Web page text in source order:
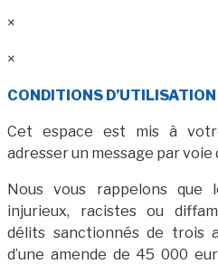
×
×
CONDITIONS D’UTILISATION
Cet espace est mis à
adresser un message par
Nous vous rappelons que
injurieux, racistes ou
délits sanctionnés de trois
d’une amende de 45 000